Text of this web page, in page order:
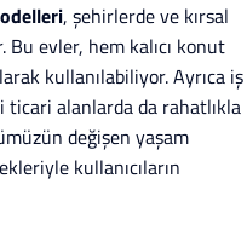
, şehirlerde ve kırsal
evler, hem kalıcı konut
kullanılabiliyor. Ayrıca iş
alanlarda da rahatlıkla
değişen yaşam
kullanıcıların